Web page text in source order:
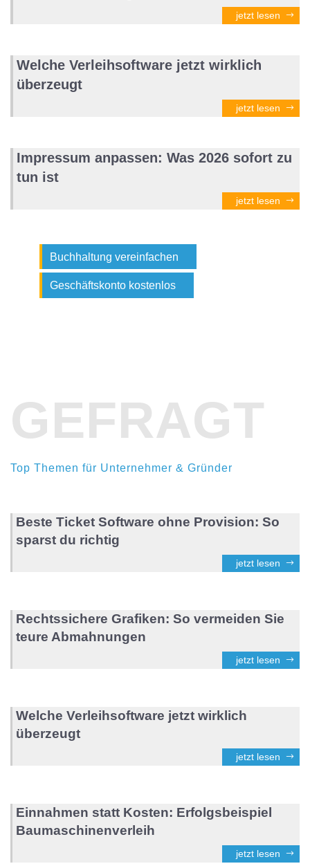
jetzt lesen
Welche Verleihsoftware jetzt wirklich
überzeugt
jetzt lesen
Impressum anpassen: Was 2026 sofort zu
tun ist
jetzt lesen
Buchhaltung vereinfachen
Geschäftskonto kostenlos
GEFRAGT
Top Themen für Unternehmer & Gründer
Beste Ticket Software ohne Provision: So
sparst du richtig
jetzt lesen
Rechtssichere Grafiken: So vermeiden Sie
teure Abmahnungen
jetzt lesen
Welche Verleihsoftware jetzt wirklich
überzeugt
jetzt lesen
Einnahmen statt Kosten: Erfolgsbeispiel
Baumaschinenverleih
jetzt lesen